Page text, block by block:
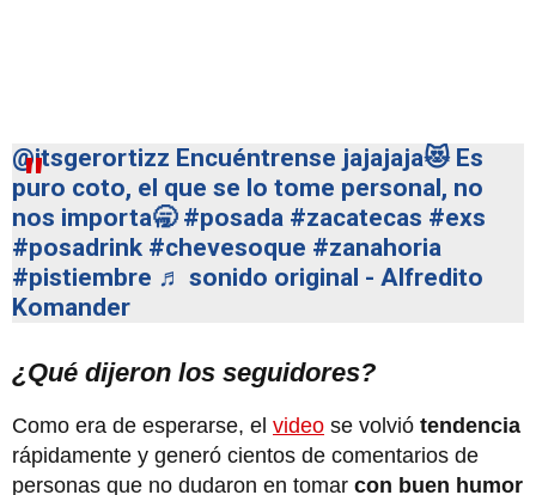
@itsgerortizz Encuéntrense jajajaja😻 Es
puro coto, el que se lo tome personal, no
nos importa🥱 #posada #zacatecas #exs
#posadrink #chevesoque #zanahoria
#pistiembre ♬ sonido original - Alfredito
Komander
¿Qué dijeron los seguidores?
Como era de esperarse, el video se volvió tendencia
rápidamente y generó cientos de comentarios de
personas que no dudaron en tomar con buen humor